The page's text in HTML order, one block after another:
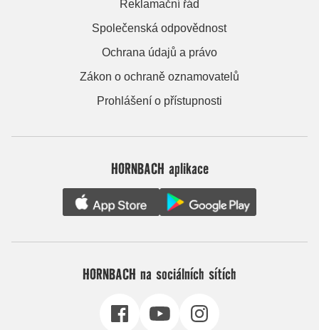
Reklamační řád
Společenská odpovědnost
Ochrana údajů a právo
Zákon o ochraně oznamovatelů
Prohlášení o přístupnosti
HORNBACH aplikace
HORNBACH na sociálních sítích